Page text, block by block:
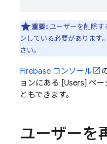
重要:ユーザーを削除す
ンしている必要があります。
さい。
Firebase コンソール
ョンにある [Users] ペ
ともできます。
ユーザーを